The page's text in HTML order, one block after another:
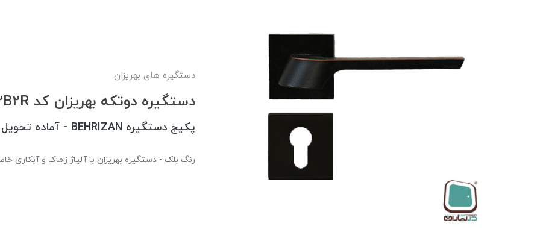
دستگیره های بهریزان
دستگيره دوتكه بهريزان كد 42B2R بلک + قفل و سیلندر
پکیج دستگیره BEHRIZAN - آماده تحویل
رنگ بلک - دستگیره بهریزان با آلیاژ زاماک و آبکاری